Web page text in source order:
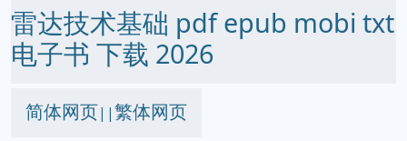
雷达技术基础 pdf epub mobi txt
电子书 下载 2026
简体网页||繁体网页